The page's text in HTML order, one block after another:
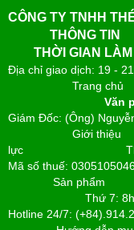
CÔNG TY TNHH
THÔNG TIN
THỜI GIAN LÀM
Địa chỉ giao dịch: 19 -
Trang chủ
Văn
Giám Đốc: (Ông)
Giới thiệu
lực
Mã số
Sản phẩm
Thứ 7:
Hotline 24/